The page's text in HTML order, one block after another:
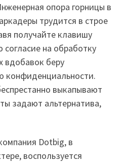
опора горницы в
трудится в строе
получайте клавишу
согласие на обработку
вдобавок беру
конфиденциальности.
выкапывают
задают альтернатива,
Dotbig, в
воспользуется